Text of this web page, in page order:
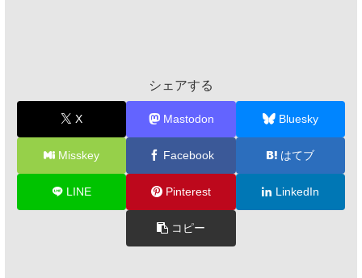
シェアする
X Mastodon Bluesky
Misskey Facebook はてブ
LINE Pinterest LinkedIn
コピー